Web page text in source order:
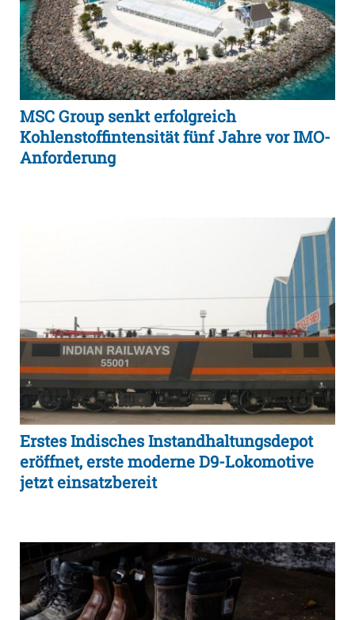
MSC Group senkt erfolgreich
Kohlenstoffintensität fünf Jahre vor IMO-
Anforderung
Erstes Indisches Instandhaltungsdepot
eröffnet, erste moderne D9-Lokomotive
jetzt einsatzbereit